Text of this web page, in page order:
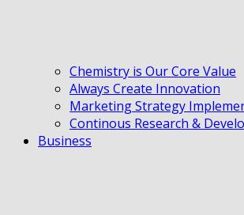
Chemistry is Our Core Value
Always Create Innovation
Marketing Strategy
Continous Research &
Business